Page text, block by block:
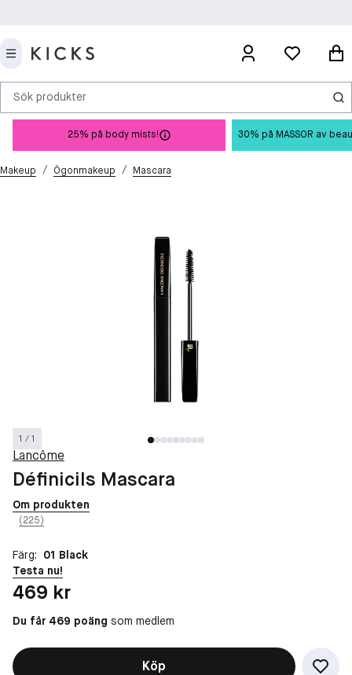
Sök produkter
25% på body mists! 30% på MASSOR av
Makeup / Ögonmakeup / Mascara
1 / 1
Lancôme
Définicils Mascara
Om produkten
(225)
Färg: 01 Black
Testa nu!
Pris: 469 kr
469 kr
Du får 469 poäng som medlem
Köp